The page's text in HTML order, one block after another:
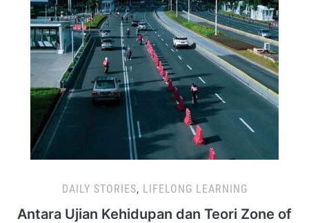
DAILY STORIES, LIFELONG LEARNING
Antara Ujian Kehidupan dan Teori Zone of